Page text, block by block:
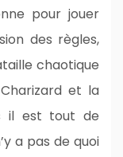
pour jouer
des règles,
chaotique
et la
il est tout de
a pas de quoi